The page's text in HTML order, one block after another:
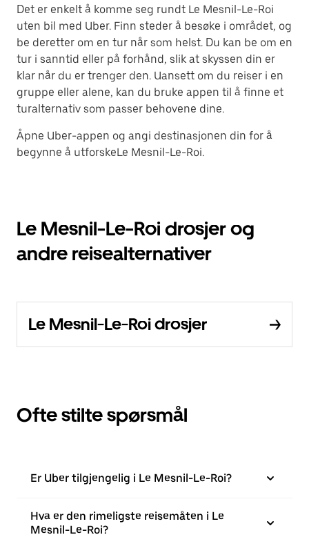
Det er enkelt å komme seg rundt Le Mesnil-Le-Roi
uten bil med Uber. Finn steder å besøke i området, og
be deretter om en tur når som helst. Du kan be om en
tur i sanntid eller på forhånd, slik at skyssen din er
klar når du er trenger den. Uansett om du reiser i en
gruppe eller alene, kan du bruke appen til å finne et
turalternativ som passer behovene dine.
Åpne Uber-appen og angi destinasjonen din for å
begynne å utforskeLe Mesnil-Le-Roi.
Le Mesnil-Le-Roi drosjer og
andre reisealternativer
Le Mesnil-Le-Roi drosjer
Ofte stilte spørsmål
Er Uber tilgjengelig i Le Mesnil-Le-Roi?
Hva er den rimeligste reisemåten i Le
Mesnil-Le-Roi?